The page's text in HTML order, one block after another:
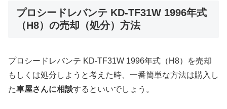
プロシードレバンテ KD-TF31W 1996年式
（H8）の売却（処分）方法
プロシードレバンテ KD-TF31W 1996年式（H8）を売却
もしくは処分しようと考えた時、一番簡単な方法は購入し
た車屋さんに相談するといいでしょう。